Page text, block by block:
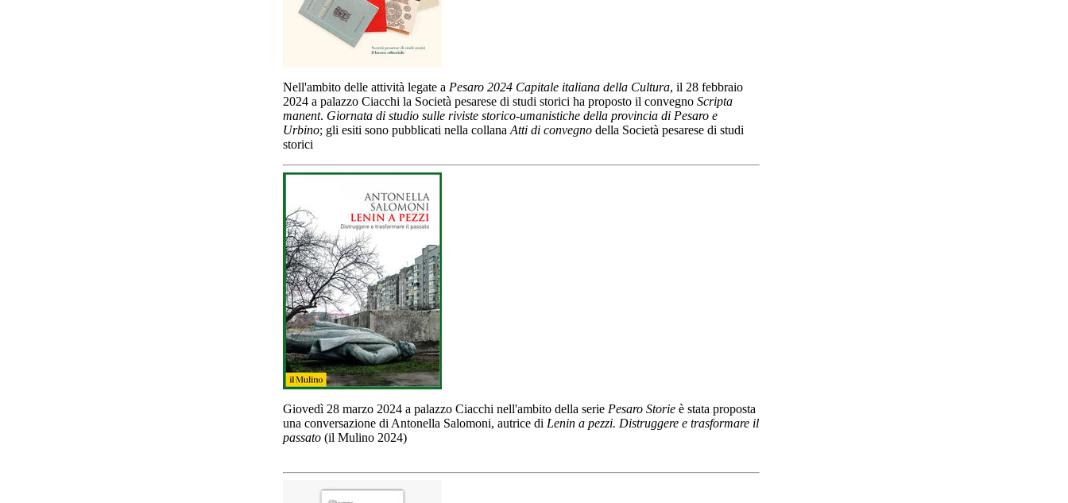
Nell'ambito delle attività legate a Pesaro 2024 Capitale italiana della Cultura, il 28 febbraio
2024 a palazzo Ciacchi la Società pesarese di studi storici ha proposto il convegno Scripta
manent. Giornata di studio sulle riviste storico-umanistiche della provincia di Pesaro e
Urbino; gli esiti sono pubblicati nella collana Atti di convegno della Società pesarese di studi
storici
Giovedì 28 marzo 2024 a palazzo Ciacchi nell'ambito della serie Pesaro Storie è stata proposta
una conversazione di Antonella Salomoni, autrice di Lenin a pezzi. Distruggere e trasformare il
passato (il Mulino 2024)